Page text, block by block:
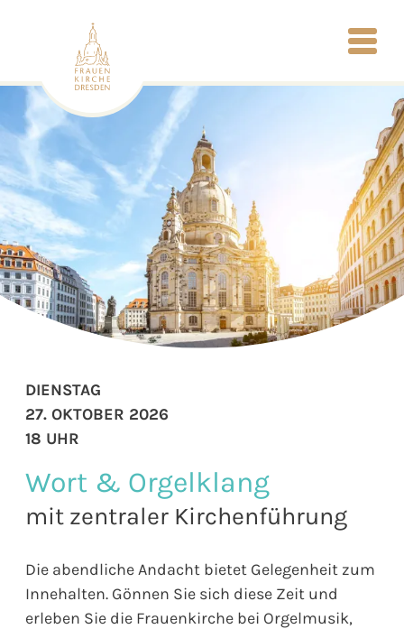
Wort & Orgelklang
mit zentraler Kirchenführung
Die abendliche Andacht bietet Gelegenheit zum
Innehalten. Gönnen Sie sich diese Zeit und
erleben Sie die Frauenkirche bei Orgelmusik,
DIENSTAG
27. OKTOBER 2026
18 UHR